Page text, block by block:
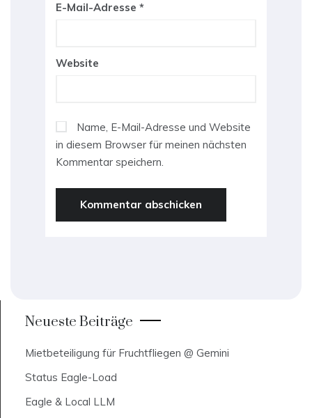
E-Mail-Adresse *
Website
Name, E-Mail-Adresse und Website
in diesem Browser für meinen nächsten
Kommentar speichern.
Neueste Beiträge
Mietbeteiligung für Fruchtfliegen @ Gemini
Status Eagle-Load
Eagle & Local LLM